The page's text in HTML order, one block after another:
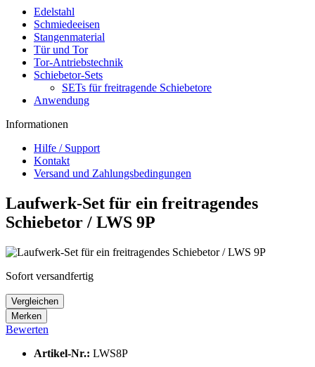
Edelstahl
Schmiedeeisen
Stangenmaterial
Tür und Tor
Tor-Antriebstechnik
Schiebetor-Sets
SETs für freitragende Schiebetore
Anwendung
Informationen
Hilfe / Support
Kontakt
Versand und Zahlungsbedingungen
Laufwerk-Set für ein freitragendes
Schiebetor / LWS 9P
Sofort versandfertig
Vergleichen
Merken
Bewerten
Artikel-Nr.: LWS8P